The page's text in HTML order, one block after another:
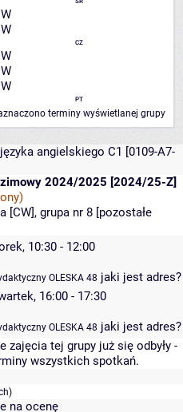
CZ
PT
terminy wyświetlanej grupy
angielskiego C1 [0109-A7-
2024/2025 [2024/25-Z]
[CW], grupa nr 8 [pozostałe
10:30 - 12:00
OLESKA 48 jaki jest adres?
16:00 - 17:30
OLESKA 48 jaki jest adres?
zajęcia tej grupy już się odbyły -
wszystkich spotkań.
na ocenę